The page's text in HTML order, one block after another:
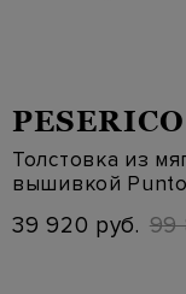
PESERICO
Толстовка из
вышивкой
39 920 руб. 99